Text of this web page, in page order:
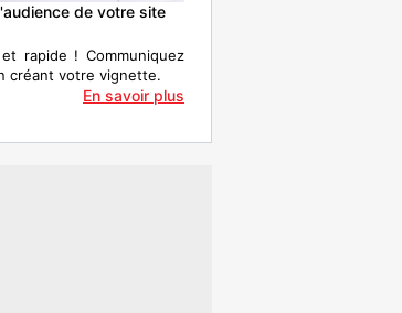
de votre site
rapide ! Communiquez
créant votre vignette.
En savoir plus